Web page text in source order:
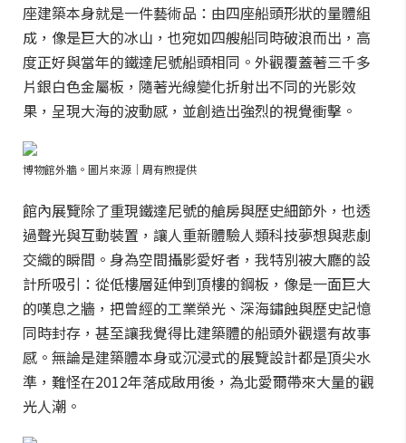
座建築本身就是一件藝術品：由四座船頭形狀的量體組
成，像是巨大的冰山，也宛如四艘船同時破浪而出，高
度正好與當年的鐵達尼號船頭相同。外觀覆蓋著三千多
片銀白色金屬板，隨著光線變化折射出不同的光影效
果，呈現大海的波動感，並創造出強烈的視覺衝擊。
博物館外牆。圖片來源｜周有煦提供
館內展覽除了重現鐵達尼號的艙房與歷史細節外，也透
過聲光與互動裝置，讓人重新體驗人類科技夢想與悲劇
交織的瞬間。身為空間攝影愛好者，我特別被大廳的設
計所吸引：從低樓層延伸到頂樓的鋼板，像是一面巨大
的嘆息之牆，把曾經的工業榮光、深海鏽蝕與歷史記憶
同時封存，甚至讓我覺得比建築體的船頭外觀還有故事
感。無論是建築體本身或沉浸式的展覽設計都是頂尖水
準，難怪在2012年落成啟用後，為北愛爾帶來大量的觀
光人潮。